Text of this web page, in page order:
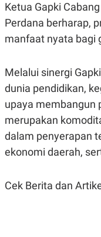
A
D
M
L
E
A
E
D
A
N
G
G
N
A
T
I
N
R
J
A
E
M
E
Ketua Gapki
Perdana berharap,
manfaat nyata bagi
Melalui sinergi
dunia pendidikan,
upaya membangun
merupakan
dalam penyerapan
ekonomi daerah,
Cek Berita dan